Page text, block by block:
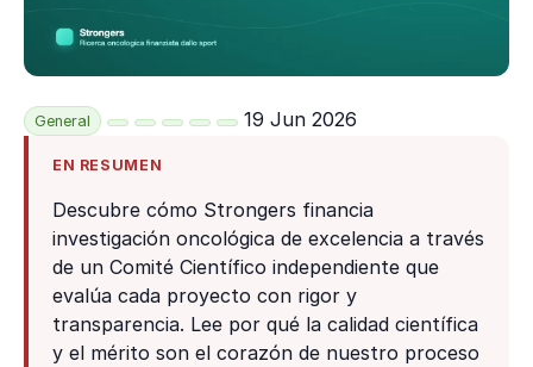
General 19 Jun 2026
EN RESUMEN
Descubre cómo Strongers financia
investigación oncológica de excelencia a través
de un Comité Científico independiente que
evalúa cada proyecto con rigor y
transparencia. Lee por qué la calidad científica
y el mérito son el corazón de nuestro proceso